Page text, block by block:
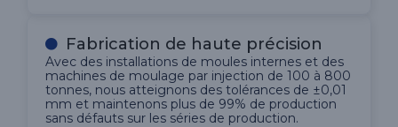
Fabrication de haute précision
Avec des installations de moules internes et des
machines de moulage par injection de 100 à 800
tonnes, nous atteignons des tolérances de ±0,01
mm et maintenons plus de 99% de production
sans défauts sur les séries de production.